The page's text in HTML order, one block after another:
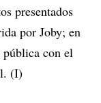
presentados
por Joby; en
pública con el
(I)